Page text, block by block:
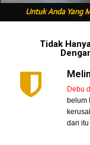
Untuk Anda Yang
Tidak
Debu
belum
dari